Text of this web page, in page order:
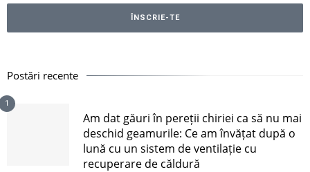
Postări recente
1
Am dat găuri în pereții chiriei ca să nu mai
deschid geamurile: Ce am învățat după o
lună cu un sistem de ventilație cu
recuperare de căldură